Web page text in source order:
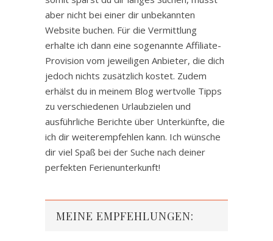
aber nicht bei einer dir unbekannten
Website buchen. Für die Vermittlung
erhalte ich dann eine sogenannte Affiliate-
Provision vom jeweiligen Anbieter, die dich
jedoch nichts zusätzlich kostet. Zudem
erhälst du in meinem Blog wertvolle Tipps
zu verschiedenen Urlaubzielen und
ausführliche Berichte über Unterkünfte, die
ich dir weiterempfehlen kann. Ich wünsche
dir viel Spaß bei der Suche nach deiner
perfekten Ferienunterkunft!
MEINE EMPFEHLUNGEN: